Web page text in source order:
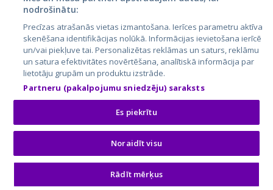
City24.lv
City24.ee
GetaPro.lv
GetaPro.ee
Skelbiu.lt
Autoplius.lt
Aruodas.lt
Kainos.lt
Paslaugos.lt
auto24.ee
KV.ee
Osta.ee
KuldneBörs.ee
nodrošinātu:
Precīzas atrašanās vietas izmantošana. Ierīces parametru aktīva
skenēšana identifikācijas nolūkā. Informācijas ievietošana ierīcē
un/vai piekļuve tai. Personalizētas reklāmas un saturs, reklāmu
un satura efektivitātes novērtēšana, analītiskā informācija par
lietotāju grupām un produktu izstrāde.
Partneru (pakalpojumu sniedzēju) saraksts
Es piekrītu
Noraidīt visu
Rādīt mērķus